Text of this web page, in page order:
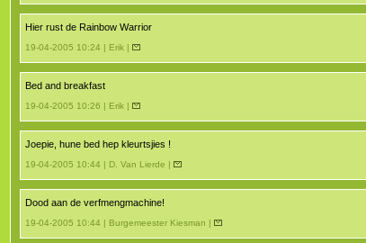
Hier rust de Rainbow Warrior
19-04-2005 10:24 | Erik |
Bed and breakfast
19-04-2005 10:26 | Erik |
Joepie, hune bed hep kleurtsjies !
19-04-2005 10:44 | D. Van Lierde |
Dood aan de verfmengmachine!
19-04-2005 10:44 | Burgemeester Kiesman |